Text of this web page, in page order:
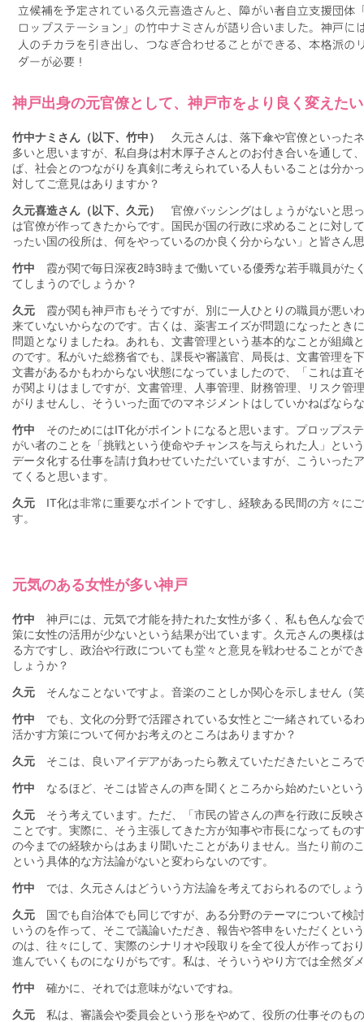
神戸出身の元官僚として、神戸市をより良く変えた
竹中ナミさん（以下、竹中）
久元さんは、落下傘や官僚といった
多いと思いますが、私自身は村木厚子さんとのお付き合いを通して
ば、社会とのつながりを真剣に考えられている人もいることは分か
対してご意見はありますか？
久元喜造さん（以下、久元）
官僚バッシングはしょうがないと思
は官僚が作ってきたからです。国民が国の行政に求めることに対し
ったい国の役所は、何をやっているのか良く分からない」と皆さん
竹中 霞が関で毎日深夜2時3時まで働いている優秀な若手職員がた
てしまうのでしょうか？
久元 霞が関も神戸市もそうですが、別に一人ひとりの職員が悪い
来ていないからなのです。古くは、薬害エイズが問題になったとき
問題となりましたね。あれも、文書管理という基本的なことが組織
のです。私がいた総務省でも、課長や審議官、局長は、文書管理を
文書があるかもわからない状態になっていましたので、「これは直
が関よりはましですが、文書管理、人事管理、財務管理、リスク管
がりませんし、そういった面でのマネジメントはしていかねばなら
竹中 そのためにはIT化がポイントになると思います。プロップス
がい者のことを「挑戦という使命やチャンスを与えられた人」とい
データ化する仕事を請け負わせていただいていますが、こういった
てくると思います。
久元 IT化は非常に重要なポイントですし、経験ある民間の方々に
す。
元気のある女性が多い神戸
竹中 神戸には、元気で才能を持たれた女性が多く、私も色んな会
策に女性の活用が少ないという結果が出ています。久元さんの奥様
る方ですし、政治や行政についても堂々と意見を戦わせることがで
しょうか？
久元 そんなことないですよ。音楽のことしか関心を示しません（
竹中 でも、文化の分野で活躍されている女性とご一緒されている
活かす方策について何かお考えのところはありますか？
久元 そこは、良いアイデアがあったら教えていただきたいところ
竹中 なるほど、そこは皆さんの声を聞くところから始めたいとい
久元 そう考えています。ただ、「市民の皆さんの声を行政に反映
ことです。実際に、そう主張してきた方が知事や市長になってもの
の今までの経験からはあまり聞いたことがありません。当たり前の
という具体的な方法論がないと変わらないのです。
竹中 では、久元さんはどういう方法論を考えておられるのでしょ
久元 国でも自治体でも同じですが、ある分野のテーマについて検
いうのを作って、そこで議論いただき、報告や答申をいただくとい
のは、往々にして、実際のシナリオや段取りを全て役人が作ってお
進んでいくものになりがちです。私は、そういうやり方では全然ダ
竹中 確かに、それでは意味がないですね。
久元 私は、審議会や委員会という形をやめて、役所の仕事そのも